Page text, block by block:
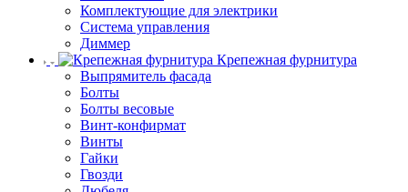
Комплектующие для электрики
Система управления
Диммер
Крепежная фурнитура
Выпрямитель фасада
Болты
Болты весовые
Винт-конфирмат
Винты
Гайки
Гвозди